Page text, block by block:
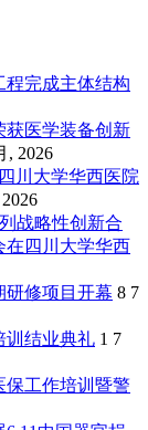
程完成主体结构
获医学装备创新
, 2026
川大学华西医院
战略性创新合
在四川大学华西
研修项目开幕 8 7
训结业典礼 1 7
保工作培训暨警